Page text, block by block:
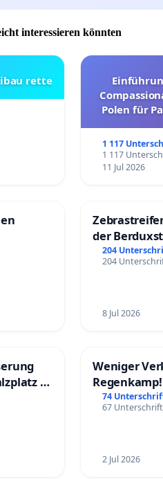
interessieren könnten
rette
Polen für
1 117
1 117
11 Jul 2026
der
204
204
8 Jul 2026
in
Weniger
Regenkamp!
74
67
2 Jul 2026